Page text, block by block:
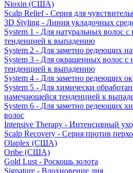
Nioxin (США)
Scalp Relief - Серия для
3D Styling - Линия укладочных
System 1 - Для натуральных волос
тенденцией к выпадению
System 2 - Для заметно редеющих
System 3 - Для окрашенных волос с
тенденцией к выпадению
System 4 - Для заметно редеющих
System 5 - Для химически
намечающейся тенденцией к
System 6 - Для заметно редеющих
волос
Intensive Therapy - Интенсивный
Scalp Recovery - Серия против
Olaplex (США)
Oribe (США)
Gold Lust - Роскошь золота
Signature - Вдохновение дня